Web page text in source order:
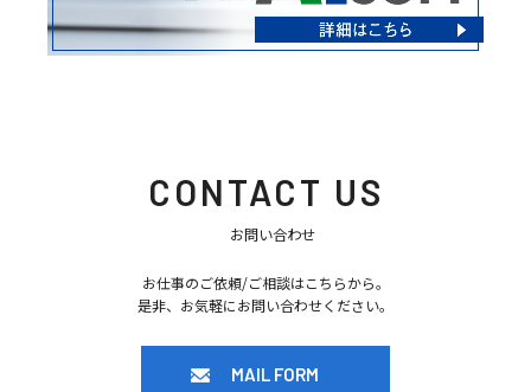
CONTACT US
お問い合わせ
お仕事のご依頼/ご相談はこちらから。
是非、お気軽にお問い合わせください。
MAIL FORM